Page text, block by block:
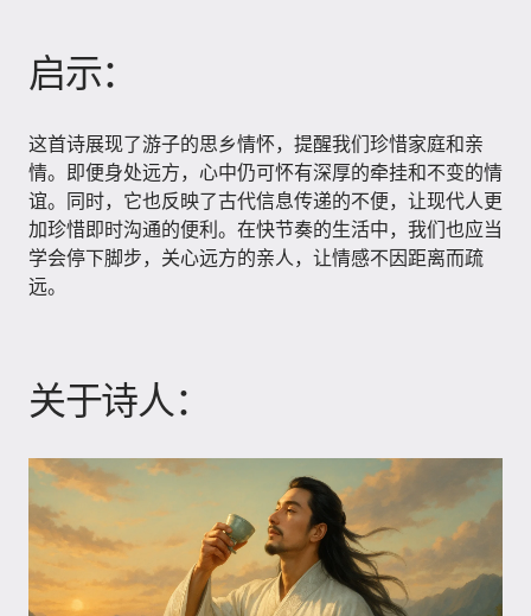
启示：
这首诗展现了游子的思乡情怀，提醒我们珍惜家庭和亲
情。即便身处远方，心中仍可怀有深厚的牵挂和不变的情
谊。同时，它也反映了古代信息传递的不便，让现代人更
加珍惜即时沟通的便利。在快节奏的生活中，我们也应当
学会停下脚步，关心远方的亲人，让情感不因距离而疏
远。
关于诗人：